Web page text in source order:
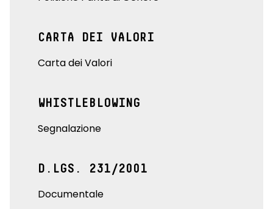
CARTA DEI VALORI
Carta dei Valori
WHISTLEBLOWING
Segnalazione
D.LGS. 231/2001
Documentale